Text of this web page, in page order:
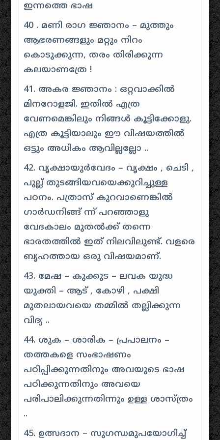
ഇന്നത്തെ ഭാഷ
40 . മണി രാഗ ജ്ഞാനം – മുത്തും
ആഭരണങ്ങളും മറ്റും നിറം
കൊടുക്കുന്ന, തരം തിരിക്കുന്ന
കലയാണത്രേ !
41. അകര ജ്ഞാനം : ഒറ്റവാക്കിൽ
മിനറോളജി. ഇതിൽ എത്ര
വേണമെങ്കിലും നിങ്ങൾ കൂട്ടിക്കോളു.
എത്ര കൂട്ടിയാലും ഈ വിഷയത്തിൽ
ഒട്ടും അധികം ആവില്ലല്ലോ ..
42. വൃക്ഷായുർവേദം – വൃക്ഷം , ചെടി ,
പുല്ല് തുടങ്ങിയവയെക്കുറിച്ചുള്ള
പഠനം. പത്രാസ് കുറവാണെങ്കിൽ
ഗാർഡനിങ്ങ് ന്ന് പറഞ്ഞാളു
വേദകാലം മുതൽക്ക് തന്നെ
ഭാരതത്തിൽ ഇത് നിലവിലുണ്ട്. വളരെ
ബൃഹത്തായ ഒരു വിഷയമാണ്.
43. മേഷ – കുക്കുട – ലവക യുദ്ധ
യുക്തി – ആട് , കോഴി , പക്ഷി
മുതലായവയെ തമ്മിൽ തല്ലിക്കുന്ന
വിദ്യ ..
44. ശുക – ശാരിക – പ്രപാലനം –
തത്തകളെ സംഭാഷണം
പഠിപ്പിക്കുന്നതിനും അവയുടെ ഭാഷ
പഠിക്കുന്നതിനും അവയെ
പരിപാലിക്കുന്നതിന്നും ഉള്ള ശാസ്ത്രം
..
45. ഉത്സദാന – സുഗന്ധമുപയോഗിച്ച്